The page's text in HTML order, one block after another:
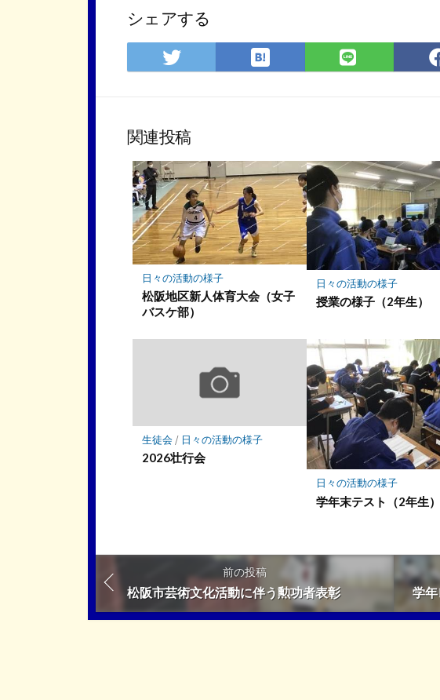
シェアする
Twitter
で
ア
は
て
マ
ー
ク
に
保
存
LINE
で
関連投稿
日々の活動の様子
松阪地区新人体育大会（女子
バスケ部）
日々の活動の様子
授業の様子（2年生）
生徒会/ 日々の活動の様子
2026壮行会
日々の活動の様子
学年末テスト（2年生）
前の投稿
松阪市芸術文化活動に伴う勲功者表彰 学